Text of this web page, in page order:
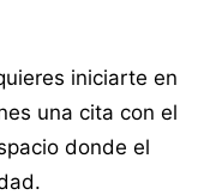
iniciarte en
una cita con el
donde el